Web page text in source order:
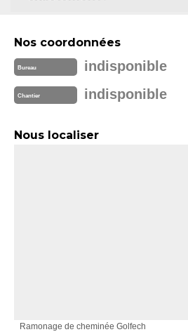
Nos coordonnées
Bureau indisponible
Chantier indisponible
Nous localiser
Ramonage de cheminée Golfech